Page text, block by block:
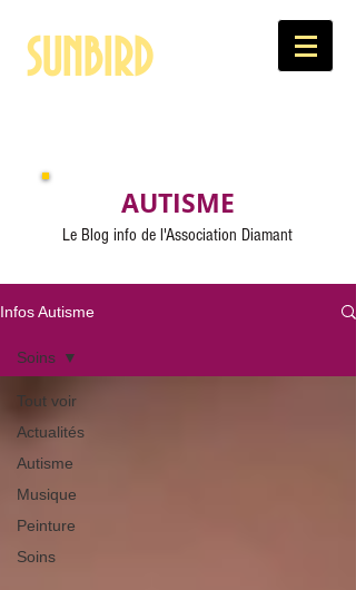
SUNBIRD
AUTISME
Le Blog info de l'Association Diamant
Infos Autisme
Tout voir
Actualités
Autisme
Musique
Peinture
Soins
Soins